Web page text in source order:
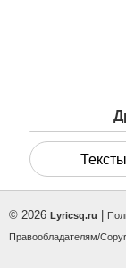
© 2026 Lyricsq.ru
Правообладателям/